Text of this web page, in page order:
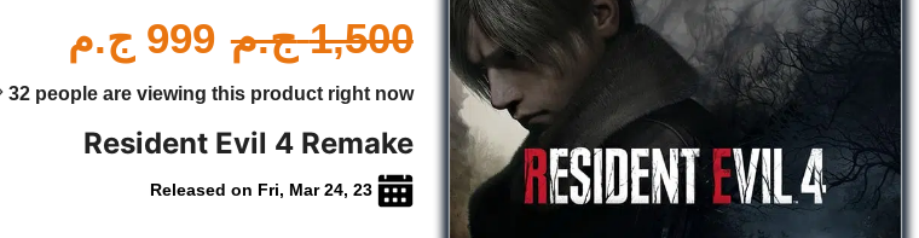
1,500 ج.م 999 ج.م
32 people are viewing this product right now
Resident Evil 4 Remake
Released on Fri, Mar 24, 23